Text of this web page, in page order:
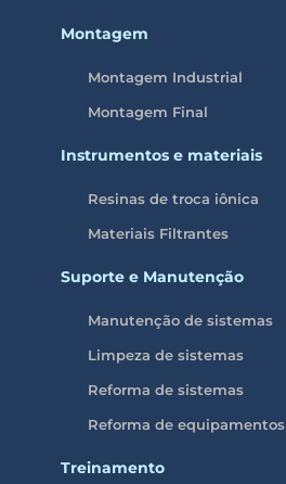
Montagem
Montagem Industrial
Montagem Final
Instrumentos e materiais
Resinas de troca iônica
Materiais Filtrantes
Suporte e Manutenção
Manutenção de sistemas
Limpeza de sistemas
Reforma de sistemas
Reforma de equipamentos
Treinamento